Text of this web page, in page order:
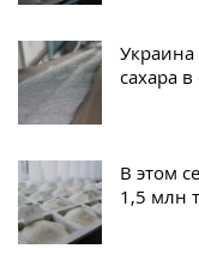
сахара
В этом
1,5 млн